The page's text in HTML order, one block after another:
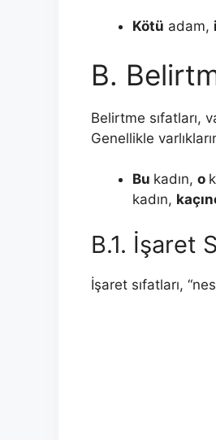
Kötü adam,
B.
Belirtme sıfatları,
Genellikle
Bu kadın, o
kadın,
B.1. İşaret
İşaret sıfatları,